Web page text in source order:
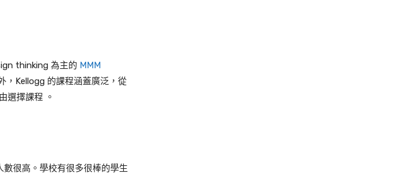
thinking 為主的 MMM
，Kellogg 的課程涵蓋廣泛，從
選擇課程 。
很高。學校有很多很棒的學生